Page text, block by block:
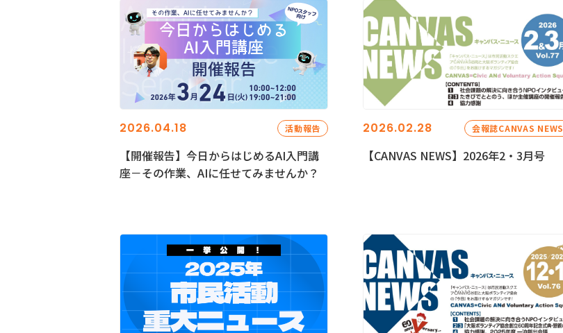
2026.04.18 活動報告
【開催報告】今日からはじめるAI入門講
座－その作業、AIに任せてみませんか？
2026.02.28 会報誌CANVAS NEWS
【CANVAS NEWS】2026年2・3月号